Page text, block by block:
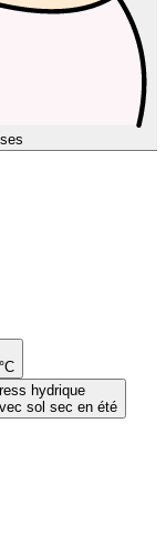
hydrique
sol sec en été